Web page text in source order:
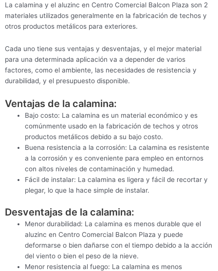
La calamina y el aluzinc en Centro Comercial Balcon Plaza son 2
materiales utilizados generalmente en la fabricación de techos y
otros productos metálicos para exteriores.
Cada uno tiene sus ventajas y desventajas, y el mejor material
para una determinada aplicación va a depender de varios
factores, como el ambiente, las necesidades de resistencia y
durabilidad, y el presupuesto disponible.
Ventajas de la calamina:
Bajo costo: La calamina es un material económico y es
comúnmente usado en la fabricación de techos y otros
productos metálicos debido a su bajo costo.
Buena resistencia a la corrosión: La calamina es resistente
a la corrosión y es conveniente para empleo en entornos
con altos niveles de contaminación y humedad.
Fácil de instalar: La calamina es ligera y fácil de recortar y
plegar, lo que la hace simple de instalar.
Desventajas de la calamina:
Menor durabilidad: La calamina es menos durable que el
aluzinc en Centro Comercial Balcon Plaza y puede
deformarse o bien dañarse con el tiempo debido a la acción
del viento o bien el peso de la nieve.
Menor resistencia al fuego: La calamina es menos